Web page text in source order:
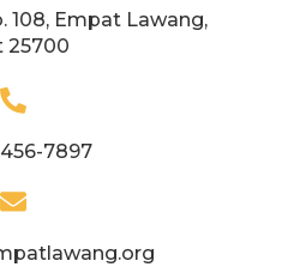
108, Empat Lawang,
25700
7897